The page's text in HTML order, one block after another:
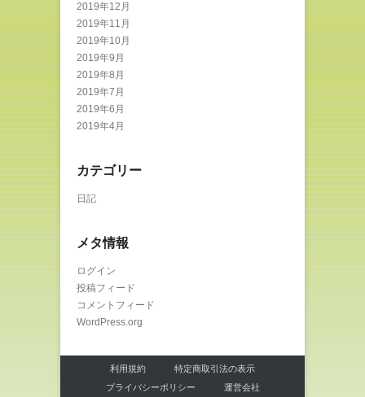
2019年12月
2019年11月
2019年10月
2019年9月
2019年8月
2019年7月
2019年6月
2019年4月
カテゴリー
日記
メタ情報
ログイン
投稿フィード
コメントフィード
WordPress.org
利用規約
特定商取引法の表示
プライバシーポリシー
運営会社